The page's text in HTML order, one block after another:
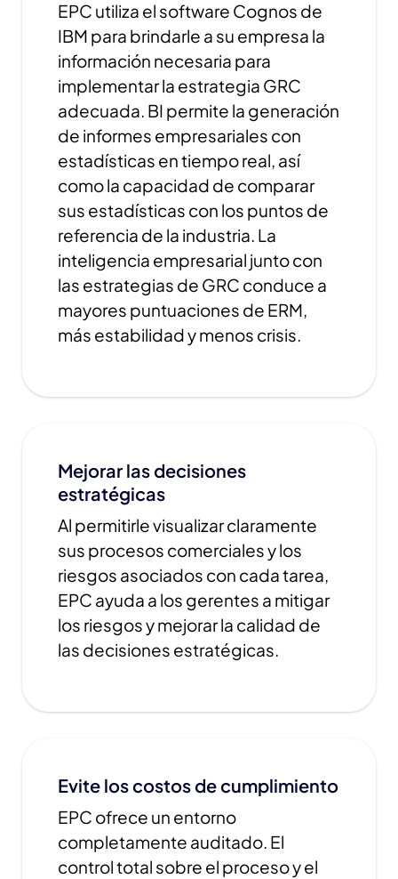
EPC utiliza el software Cognos de
IBM para brindarle a su empresa la
información necesaria para
implementar la estrategia GRC
adecuada. BI permite la generación
de informes empresariales con
estadísticas en tiempo real, así
como la capacidad de comparar
sus estadísticas con los puntos de
referencia de la industria. La
inteligencia empresarial junto con
las estrategias de GRC conduce a
mayores puntuaciones de ERM,
más estabilidad y menos crisis.
Mejorar las decisiones
estratégicas
Al permitirle visualizar claramente
sus procesos comerciales y los
riesgos asociados con cada tarea,
EPC ayuda a los gerentes a mitigar
los riesgos y mejorar la calidad de
las decisiones estratégicas.
Evite los costos de cumplimiento
EPC ofrece un entorno
completamente auditado. El
control total sobre el proceso y el